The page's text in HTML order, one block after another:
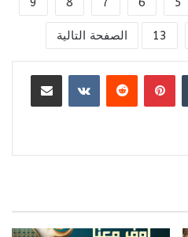
13 الصفحة التالية
بينتيريست مشاركة عبر البريد